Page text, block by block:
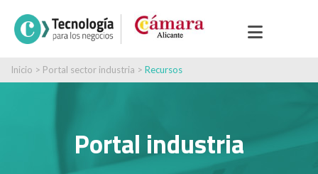
Inicio > Portal sector industria > Recursos
Portal industria